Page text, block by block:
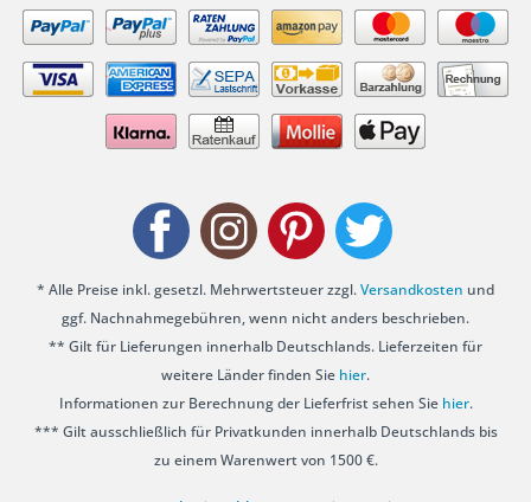
* Alle Preise inkl. gesetzl. Mehrwertsteuer zzgl.Versandkosten und
ggf. Nachnahmegebühren, wenn nicht anders beschrieben.
** Gilt für Lieferungen innerhalb Deutschlands. Lieferzeiten für
weitere Länder finden Sie hier.
Informationen zur Berechnung der Lieferfrist sehen Sie hier.
*** Gilt ausschließlich für Privatkunden innerhalb Deutschlands bis
zu einem Warenwert von 1500 €.